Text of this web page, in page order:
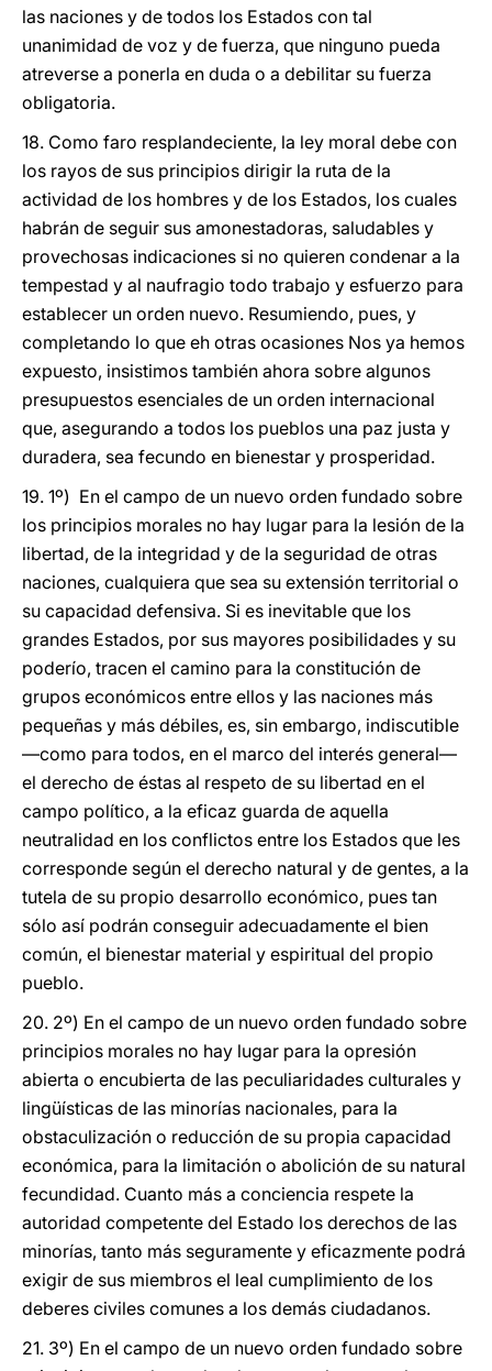
las naciones y de todos los Estados con tal
unanimidad de voz y de fuerza, que ninguno pueda
atreverse a ponerla en duda o a debilitar su fuerza
obligatoria.
18. Como faro resplandeciente, la ley moral debe con
los rayos de sus principios dirigir la ruta de la
actividad de los hombres y de los Estados, los cuales
habrán de seguir sus amonestadoras, saludables y
provechosas indicaciones si no quieren condenar a la
tempestad y al naufragio todo trabajo y esfuerzo para
establecer un orden nuevo. Resumiendo, pues, y
completando lo que eh otras ocasiones Nos ya hemos
expuesto, insistimos también ahora sobre algunos
presupuestos esenciales de un orden internacional
que, asegurando a todos los pueblos una paz justa y
duradera, sea fecundo en bienestar y prosperidad.
19. 1º) En el campo de un nuevo orden fundado sobre
los principios morales no hay lugar para la lesión de la
libertad, de la integridad y de la seguridad de otras
naciones, cualquiera que sea su extensión territorial o
su capacidad defensiva. Si es inevitable que los
grandes Estados, por sus mayores posibilidades y su
poderío, tracen el camino para la constitución de
grupos económicos entre ellos y las naciones más
pequeñas y más débiles, es, sin embargo, indiscutible
—como para todos, en el marco del interés general—
el derecho de éstas al respeto de su libertad en el
campo político, a la eficaz guarda de aquella
neutralidad en los conflictos entre los Estados que les
corresponde según el derecho natural y de gentes, a la
tutela de su propio desarrollo económico, pues tan
sólo así podrán conseguir adecuadamente el bien
común, el bienestar material y espiritual del propio
pueblo.
20. 2º) En el campo de un nuevo orden fundado sobre
principios morales no hay lugar para la opresión
abierta o encubierta de las peculiaridades culturales y
lingüísticas de las minorías nacionales, para la
obstaculización o reducción de su propia capacidad
económica, para la limitación o abolición de su natural
fecundidad. Cuanto más a conciencia respete la
autoridad competente del Estado los derechos de las
minorías, tanto más seguramente y eficazmente podrá
exigir de sus miembros el leal cumplimiento de los
deberes civiles comunes a los demás ciudadanos.
21. 3º) En el campo de un nuevo orden fundado sobre